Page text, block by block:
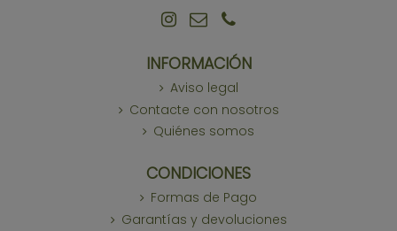
INFORMACIÓN
Aviso legal
Contacte con nosotros
Quiénes somos
CONDICIONES
Formas de Pago
Garantías y devoluciones